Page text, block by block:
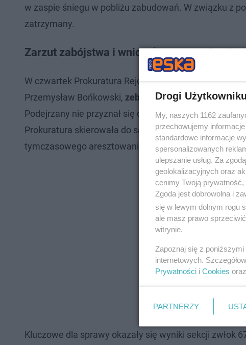
w zaspie śniegu w pobliżu zabudowań. W związku z
zatrzymany.
Zarzut zabójstwa i wniosek o areszt. Co
W czwartek Prokuratura Rejonowa w Ciechanowie
Przemysław Bońkowski, zebrany materiał dowodowy
Podejrzany nie przyznał się do zarzucanego mu
Prokuratura skierowała do sądu wniosek o
tymczasowego aresztowania na okres trzech
Kluczowe dla sprawy okazały się wyniki sekcji zwłok
Drogi
My, naszych 1162
przechowujemy
standardowe informacje
spersonalizowanych
ulepszanie usług. Za
geolokalizacyjnych oraz
cenimy Twoją
Zgoda jest dobrowolna i
się w lewym dolnym rogu
ale masz prawo
witrynie.
Zapoznaj się z
internetowych.
Prywatności i Cookies
PARTNERZY